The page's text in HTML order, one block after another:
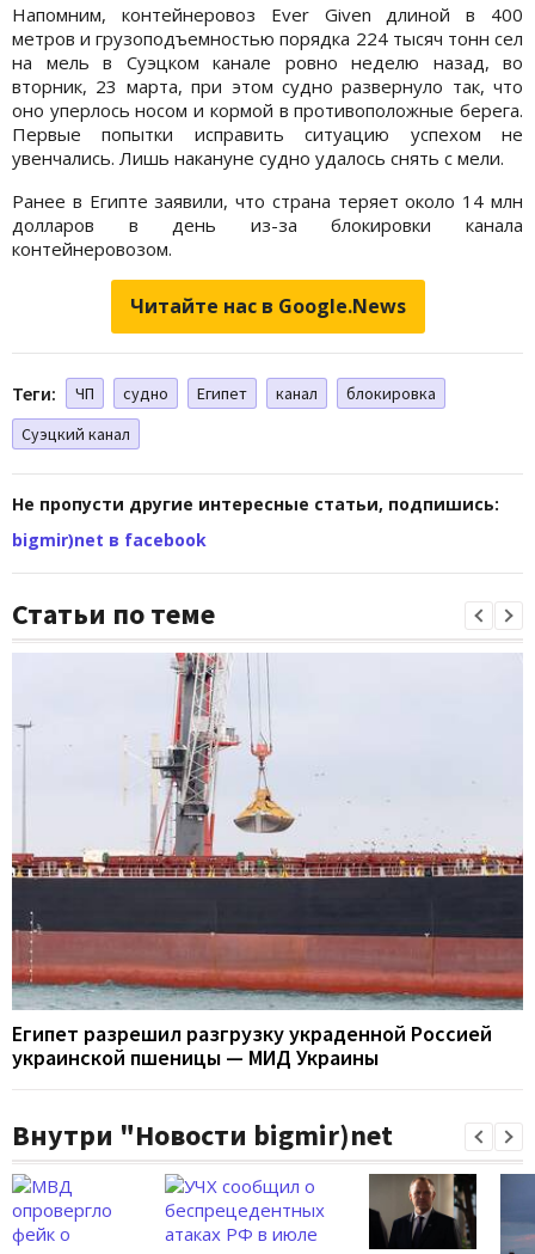
Напомним, контейнеровоз Ever Given длиной в 400
метров и грузоподъемностью порядка 224 тысяч тонн сел
на мель в Суэцком канале ровно неделю назад, во
вторник, 23 марта, при этом судно развернуло так, что
оно уперлось носом и кормой в противоположные берега.
Первые попытки исправить ситуацию успехом не
увенчались. Лишь накануне судно удалось снять с мели.
Ранее в Египте заявили, что страна теряет около 14 млн
долларов в день из-за блокировки канала
контейнеровозом.
Читайте нас в Google.News
Теги: ЧП судно Египет канал
блокировка
Суэцкий канал
Не пропусти другие интересные статьи, подпишись:
bigmir)net в facebook
Статьи по теме
Египет разрешил разгрузку украденной Россией
украинской пшеницы — МИД Украины
Внутри "Новости bigmir)net